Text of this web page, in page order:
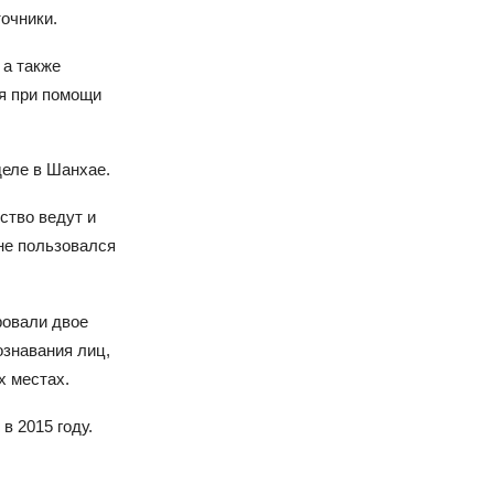
также
при помощи
в Шанхае.
ведут и
пользовался
двое
лиц,
местах.
2015 году.